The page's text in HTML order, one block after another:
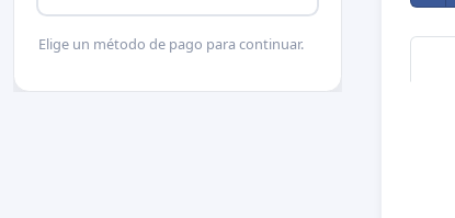
Elige un método de pago para continuar.